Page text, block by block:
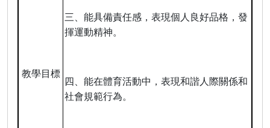
教學目標
三、能具備責任感，表現個人良好品格，發
揮運動精神。
四、能在體育活動中，表現和諧人際關係和
社會規範行為。